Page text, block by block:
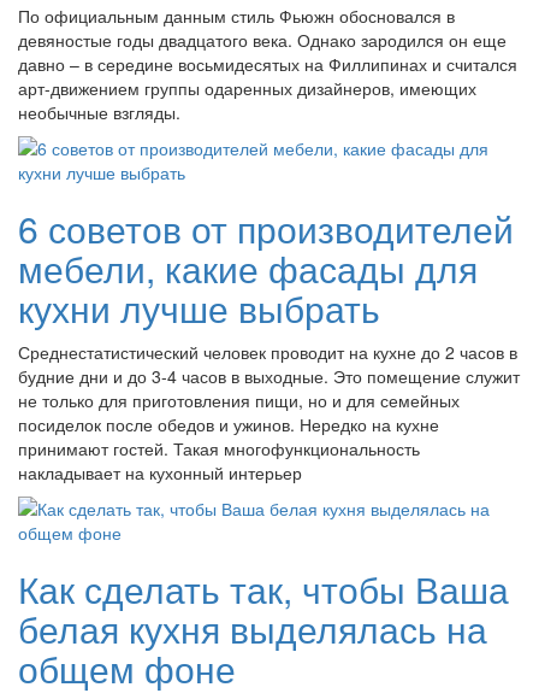
По официальным данным стиль Фьюжн обосновался в
девяностые годы двадцатого века. Однако зародился он еще
давно – в середине восьмидесятых на Филлипинах и считался
арт-движением группы одаренных дизайнеров, имеющих
необычные взгляды.
6 советов от производителей
мебели, какие фасады для
кухни лучше выбрать
Среднестатистический человек проводит на кухне до 2 часов в
будние дни и до 3-4 часов в выходные. Это помещение служит
не только для приготовления пищи, но и для семейных
посиделок после обедов и ужинов. Нередко на кухне
принимают гостей. Такая многофункциональность
накладывает на кухонный интерьер
Как сделать так, чтобы Ваша
белая кухня выделялась на
общем фоне